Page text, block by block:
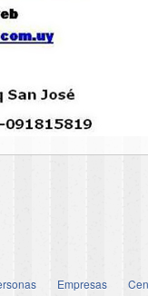
Empresas